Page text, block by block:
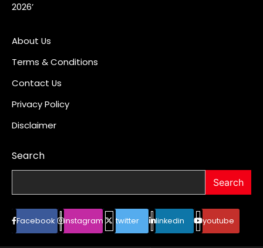
2026’
About Us
Terms & Conditions
Contact Us
Privacy Policy
Disclaimer
Search
Search
Facebook instagram twitter linkedin youtube